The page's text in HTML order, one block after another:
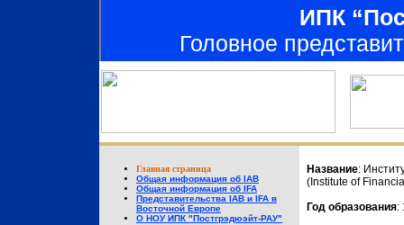
ИПК
Головное
Главная страница
Общая информация об IAB
Общая информация об IFA
Представительства IAB и IFA в
Восточной Европе
О НОУ ИПК "Постгрэдюэйт-РАУ"
Название:
(Institute of
Год образования: